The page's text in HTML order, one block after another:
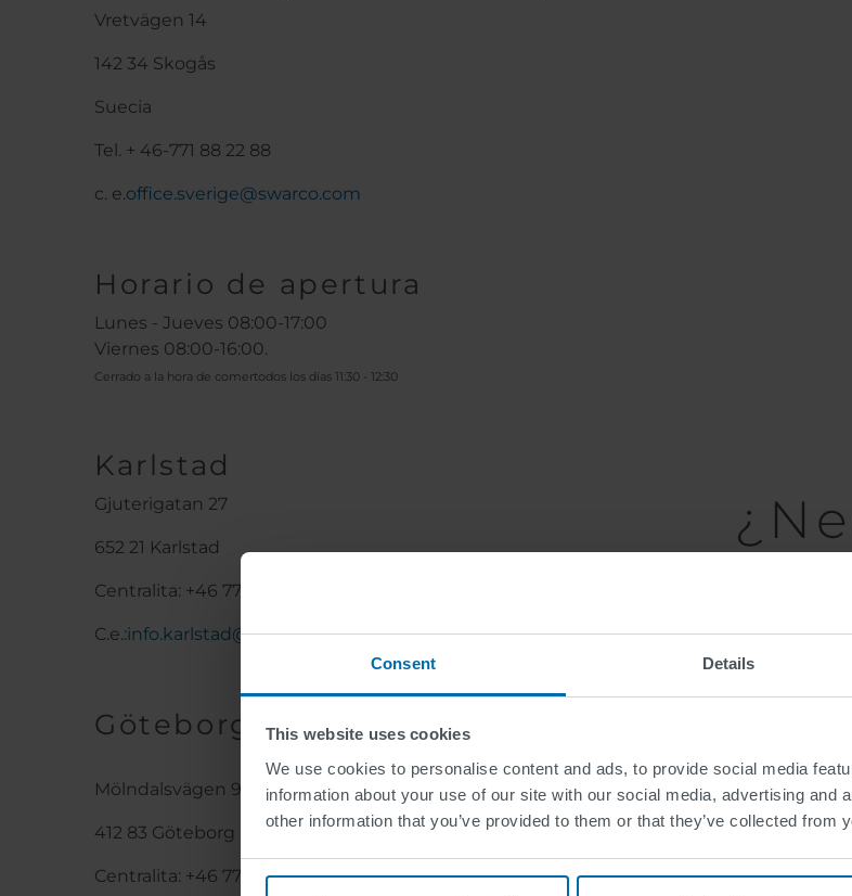
Consent Details
This website uses cookies
We use cookies to personalise content and ads, to provide social media
information about your use of our site with our social media, advertising and
other information that you’ve provided to them or that they’ve collected from
Vretvägen 14
142 34 Skogås
Suecia
Tel. + 46-771 88 22 88
c. e.office.sverige@swarco.com
Horario de apertura
Lunes - Jueves 08:00-17:00
Viernes 08:00-16:00.
Cerrado a la hora de comertodos los días 11:30 - 12:30
Karlstad
Gjuterigatan 27
652 21 Karlstad
Centralita: +46 77 18 82 288
C.e.:info.karlstad@swarco.com
Göteborg
Mölndalsvägen 93
412 83 Göteborg
Centralita: +46 77 18 82 288